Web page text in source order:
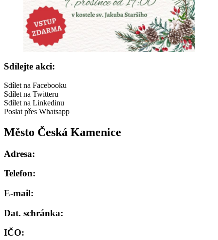
Sdílejte akci:
Sdílet na Facebooku
Sdílet na Twitteru
Sdílet na Linkedinu
Poslat přes Whatsapp
Město Česká Kamenice
Adresa:
Telefon:
E-mail:
Dat. schránka:
IČO: